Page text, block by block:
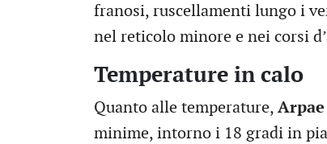
franosi, ruscellamenti lungo i
nel reticolo minore e nei corsi
Temperature in calo
Quanto alle temperature, Arpae
minime, intorno i 18 gradi in